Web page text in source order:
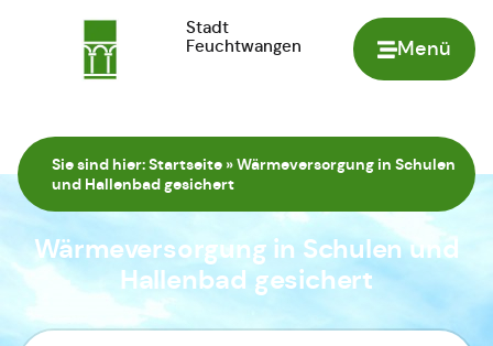
Menü
Stadt
Feuchtwangen
Sie sind hier:Startseite »Wärmeversorgung in Schulen
und Hallenbad gesichert
Wärmeversorgung in Schulen und
Hallenbad gesichert